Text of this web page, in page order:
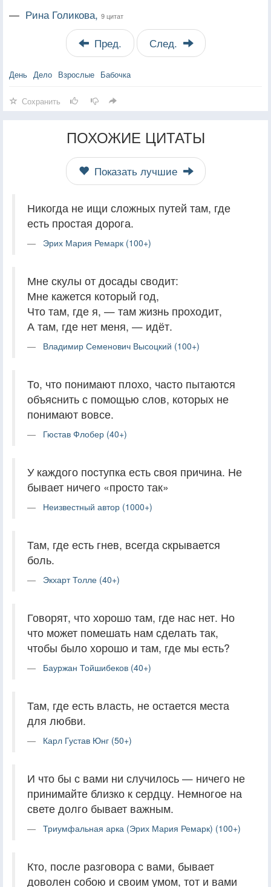
— Рина Голикова, 9 цитат
Пред. След.
День Дело Взрослые Бабочка
Сохранить
ПОХОЖИЕ ЦИТАТЫ
Показать лучшие
Никогда не ищи сложных путей там, где
есть простая дорога.
Эрих Мария Ремарк (100+)
Мне скулы от досады сводит:
Мне кажется который год,
Что там, где я, — там жизнь проходит,
А там, где нет меня, — идёт.
Владимир Семенович Высоцкий (100+)
То, что понимают плохо, часто пытаются
объяснить с помощью слов, которых не
понимают вовсе.
Гюстав Флобер (40+)
У каждого поступка есть своя причина. Не
бывает ничего «просто так»
Неизвестный автор (1000+)
Там, где есть гнев, всегда скрывается
боль.
Экхарт Толле (40+)
Говорят, что хорошо там, где нас нет. Но
что может помешать нам сделать так,
чтобы было хорошо и там, где мы есть?
Бауржан Тойшибеков (40+)
Там, где есть власть, не остается места
для любви.
Карл Густав Юнг (50+)
И что бы с вами ни случилось — ничего не
принимайте близко к сердцу. Немногое на
свете долго бывает важным.
Триумфальная арка (Эрих Мария Ремарк) (100+)
Кто, после разговора с вами, бывает
доволен собою и своим умом, тот и вами